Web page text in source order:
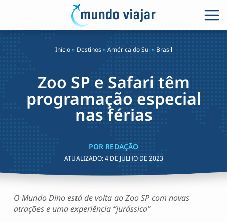
Início» Destinos»América do Sul » Brasil
Zoo SP e Safari têm
programação especial
nas férias
POR REDAÇÃO
ATUALIZADO:4 DE JULHO DE 2023
O Mundo Dino está de volta ao Zoo SP com novas
atrações e uma experiência “jurássica”